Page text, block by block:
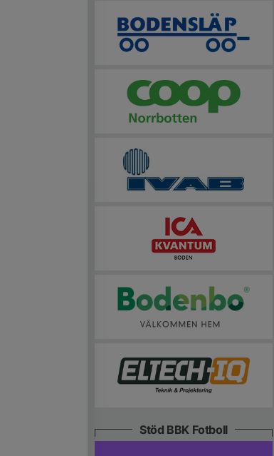
Stöd BBK Fotboll